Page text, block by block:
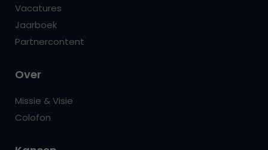
Vacatures
Jaarboek
Partnercontent
Over
Missie & Visie
Colofon